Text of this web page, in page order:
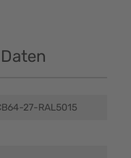
27-RAL5015